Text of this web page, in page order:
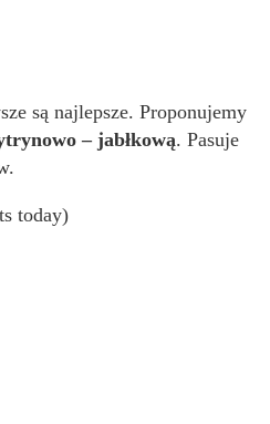
są najlepsze. Proponujemy
– jabłkową. Pasuje
today)